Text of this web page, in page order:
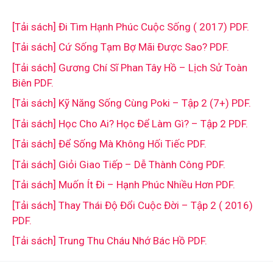
[Tải sách] Đi Tìm Hạnh Phúc Cuộc Sống ( 2017) PDF.
[Tải sách] Cứ Sống Tạm Bợ Mãi Được Sao? PDF.
[Tải sách] Gương Chí Sĩ Phan Tây Hồ – Lịch Sử Toàn
Biên PDF.
[Tải sách] Kỹ Năng Sống Cùng Poki – Tập 2 (7+) PDF.
[Tải sách] Học Cho Ai? Học Để Làm Gì? – Tập 2 PDF.
[Tải sách] Để Sống Mà Không Hối Tiếc PDF.
[Tải sách] Giỏi Giao Tiếp – Dễ Thành Công PDF.
[Tải sách] Muốn Ít Đi – Hạnh Phúc Nhiều Hơn PDF.
[Tải sách] Thay Thái Độ Đổi Cuộc Đời – Tập 2 ( 2016)
PDF.
[Tải sách] Trung Thu Cháu Nhớ Bác Hồ PDF.